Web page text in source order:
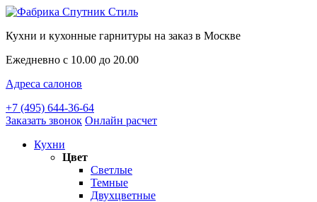
Кухни и кухонные гарнитуры на заказ в Москве
Ежедневно с 10.00 до 20.00
Адреса салонов
+7 (495) 644-36-64
Заказать звонок Онлайн расчет
Кухни
Цвет
Светлые
Темные
Двухцветные